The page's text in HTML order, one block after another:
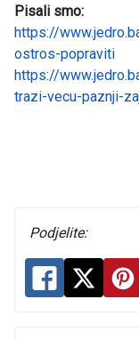
Pisali smo:
https://
ostros-popraviti
https://
trazi-vecu-paznji-
Podjelite: